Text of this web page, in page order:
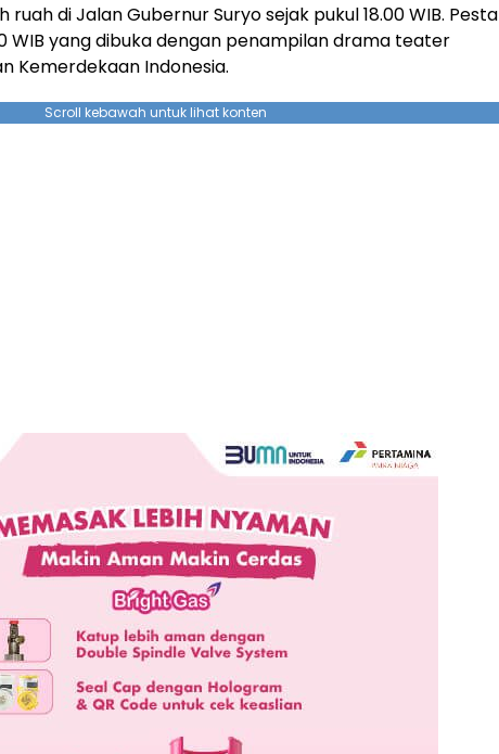
di Jalan Gubernur Suryo sejak pukul 18.00 WIB. Pesta
WIB yang dibuka dengan penampilan drama teater
Kemerdekaan Indonesia.
Scroll kebawah untuk lihat konten